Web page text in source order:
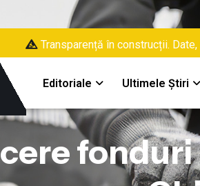
Transparență în construcții.
Editoriale Ultimele Știri